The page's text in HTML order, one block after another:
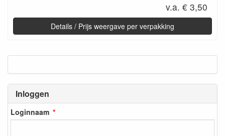
Inloggen
Loginnaam
v.a. € 3,50
Details / Prijs weergave per verpakking